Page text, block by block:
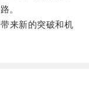
。
来新的突破和机